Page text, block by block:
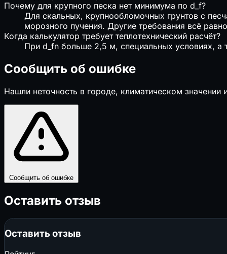
Почему для крупного песка нет минимума по d_f?
Для скальных, крупнообломочных грунтов с
морозного пучения. Другие требования всё
Когда калькулятор требует теплотехнический расчёт?
При d_fn больше 2,5 м, специальных условиях, а
Сообщить об ошибке
Нашли неточность в городе, климатическом
Сообщить об ошибке
Оставить отзыв
Оставить отзыв